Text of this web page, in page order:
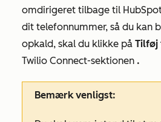
omdirigeret tilbage til
dit telefonnummer, så du kan
opkald, skal du klikke på Tilføj
Twilio Connect-sektionen .
Bemærk venligst: